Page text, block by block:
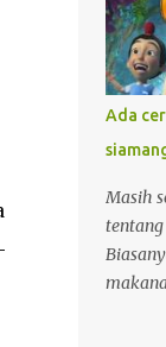
foto
belum
di
Ada
Masih